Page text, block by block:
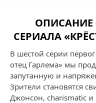
ОПИСАНИЕ
СЕРИАЛА
В шестой серии
отец Гарлема» мы
запутанную и
Зрители становятся
Джонсон, charismatic